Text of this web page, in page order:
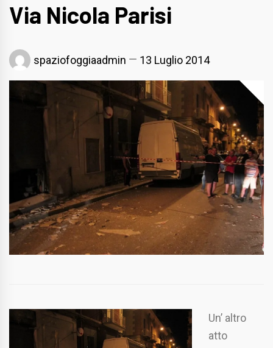
Via Nicola Parisi
spaziofoggiaadmin 13 Luglio 2014
Un’ altro
atto